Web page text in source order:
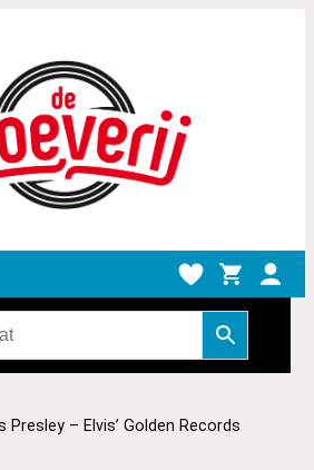
Presley – Elvis’ Golden Records